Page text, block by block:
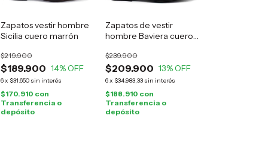
Zapatos vestir hombre
Sicilia cuero marrón
$189.900
$219.900
14% OFF
6x $31.650 sin interés
$170.910 con
Transferencia o
depósito
Zapatos de vestir
hombre Baviera cuero
$209.900
$239.900
13% OFF
6x $34.983,33 sin interés
$188.910 con
Transferencia o
depósito